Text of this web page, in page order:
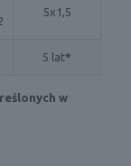
5x1,5
5 lat*
w